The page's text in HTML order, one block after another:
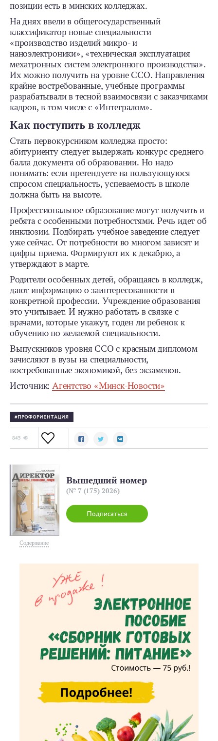
позиции есть в минских колледжах.
На днях ввели в общегосударственный
классификатор новые специальности
«производство изделий микро- и
наноэлектроники», «техническая эксплуатация
мехатронных систем электронного производства».
Их можно получить на уровне ССО. Направления
крайне востребованные, учебные программы
разрабатывали в тесной взаимосвязи с заказчиками
кадров, в том числе с «Интегралом».
Как поступить в колледж
Стать первокурсником колледжа просто:
абитуриенту следует выдержать конкурс среднего
балла документа об образовании. Но надо
понимать: если претендуете на пользующуюся
спросом специальность, успеваемость в школе
должна быть на высоте.
Профессиональное образование могут получить и
ребята с особенными потребностями. Речь идет об
инклюзии. Подбирать учебное заведение следует
уже сейчас. От потребности во многом зависят и
цифры приема. Формируют их к декабрю, а
утверждают в марте.
Родители особенных детей, обращаясь в колледж,
дают информацию о заинтересованности в
конкретной профессии. Учреждение образования
это учитывает. И нужно работать в связке с
врачами, которые укажут, годен ли ребенок к
обучению по желаемой специальности.
Выпускников уровня ССО с красным дипломом
зачисляют в вузы на специальности,
востребованные экономикой, без экзаменов.
Источник:Агентство «Минск-Новости»
ПРОФОРИЕНТАЦИЯ
845
Содержание
Подписаться
Вышедший номер
(№ 7 (175) 2026)